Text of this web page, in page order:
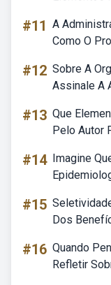
#11 A
Como O
#12 Sobre A
Assinale A
#13 Que
Pelo Autor
#14 Imagine
#15
Dos
#16 Quando
Refletir